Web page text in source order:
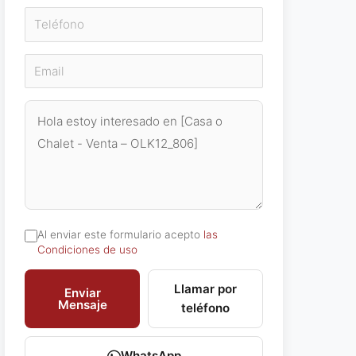
Al enviar este formulario acepto las
Condiciones de uso
Enviar
Mensaje
Llamar por
teléfono